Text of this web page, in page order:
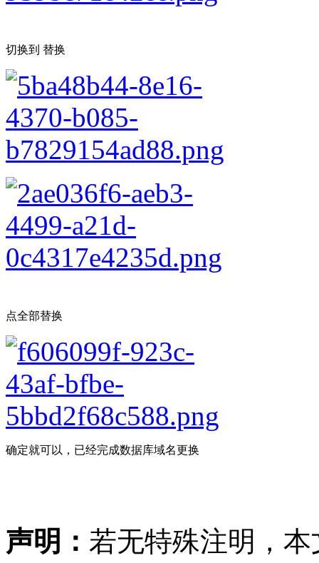
切换到 替换
点全部替换
确定就可以，已经完成数据库域名更换
声明： 若无特殊注明，